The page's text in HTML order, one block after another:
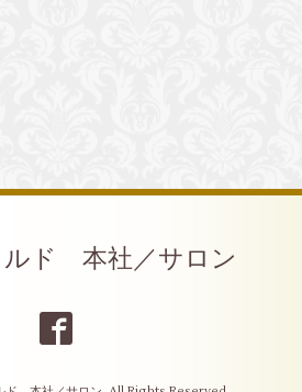
ルド 本社／サロン